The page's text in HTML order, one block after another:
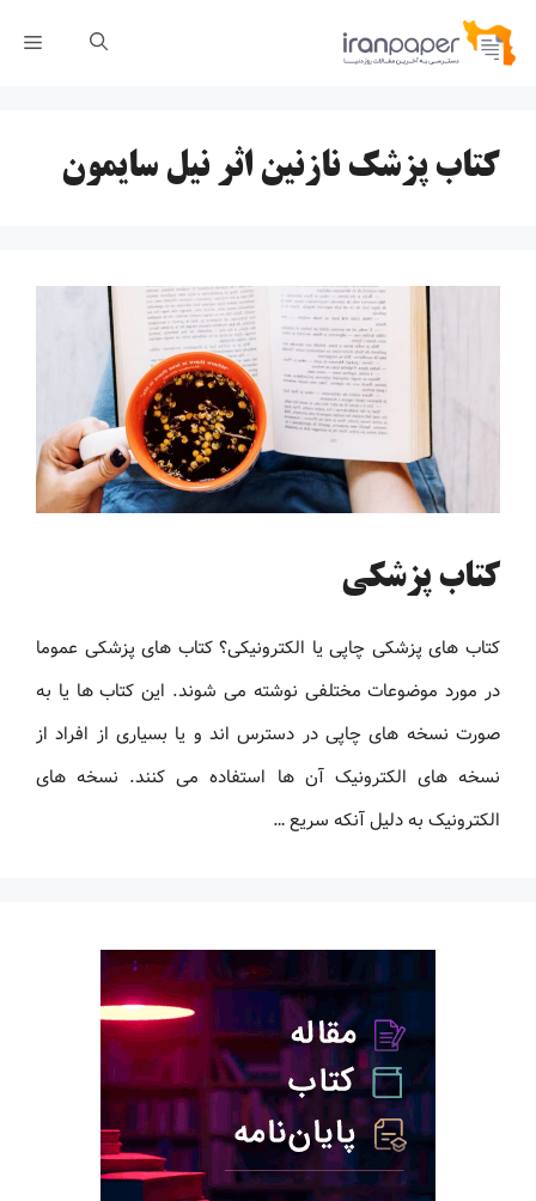
پرش
کتاب پزشک نازنین اثر نیل سایمون
کتاب پزشکی
کتاب های پزشکی چاپی یا الکترونیکی؟ کتاب های پزشکی عموما
در مورد موضوعات مختلفی نوشته می شوند. این کتاب ها یا به
صورت نسخه های چاپی در دسترس اند و یا بسیاری از افراد از
نسخه های الکترونیک آن ها استفاده می کنند. نسخه های
الکترونیک به دلیل آنکه سریع …